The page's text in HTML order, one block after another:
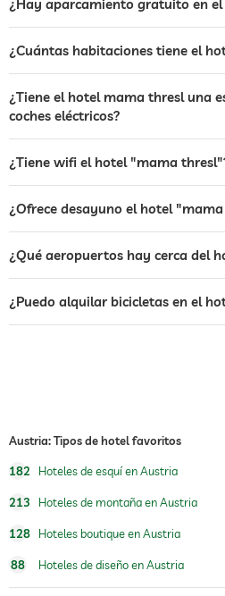
bar
azotea
hamacas
tumbonas
caja fuerte
tenis Cargos
deportes de invierno esquí
deportes de agua
pesca
adecuado para alérgicos
¿Hay aparcamiento gratuito en
¿Cuántas habitaciones tiene el
¿Tiene el hotel mama thresl una
coches eléctricos?
¿Tiene wifi el hotel "mama
¿Ofrece desayuno el hotel
¿Qué aeropuertos hay cerca del
¿Puedo alquilar bicicletas en el
Austria: Tipos de hotel favoritos
182 Hoteles de esquí en Austria
213 Hoteles de montaña en Austria
128 Hoteles boutique en Austria
88 Hoteles de diseño en Austria